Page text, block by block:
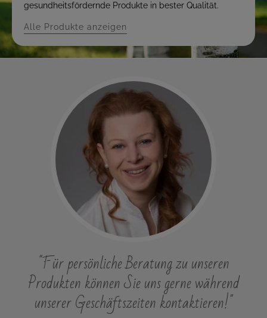
gesundheitsfördernde Produkte in bester Qualität.
Alle Produkte anzeigen
"Für persönliche Beratung zu unseren
Produkten können Sie uns gerne während
unserer Geschäftszeiten kontaktieren!"